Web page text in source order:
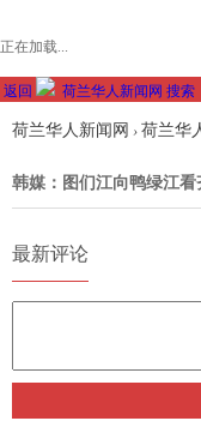
正在加载...
返回 荷兰华人新闻网 搜索
荷兰华人新闻网 › 荷兰华
韩媒：图们江向鸭绿江
最新评论